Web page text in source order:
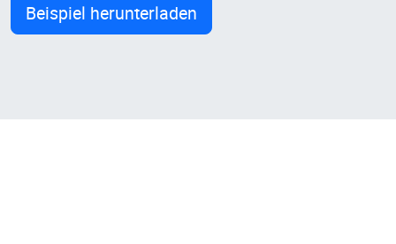
Beispiel herunterladen